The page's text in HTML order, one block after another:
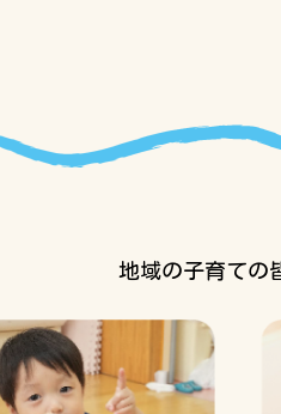
地域の子育ての